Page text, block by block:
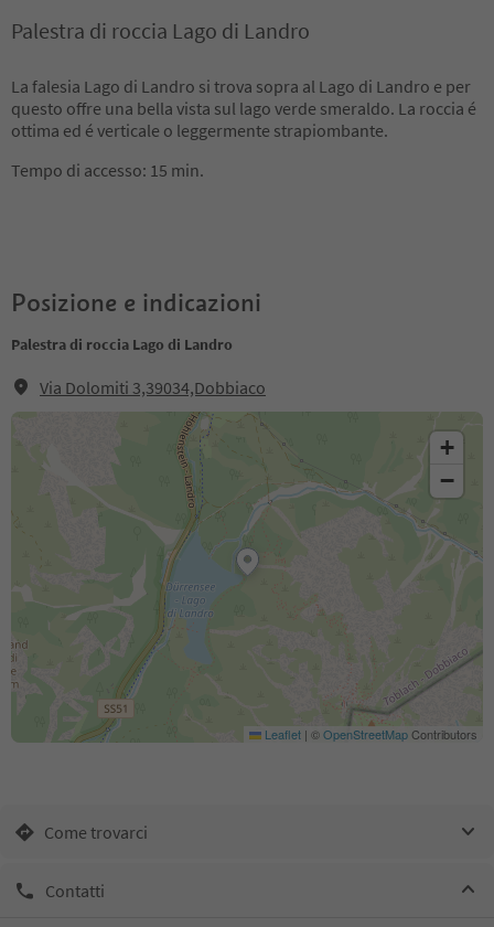
Palestra di roccia Lago di Landro
La falesia Lago di Landro si trova sopra al Lago di Landro e per
questo offre una bella vista sul lago verde smeraldo. La roccia é
ottima ed é verticale o leggermente strapiombante.
Tempo di accesso: 15 min.
Posizione e indicazioni
Palestra di roccia Lago di Landro
Via Dolomiti 3,39034,Dobbiaco
+
−
Leaflet | ©OpenStreetMapContributors
Come trovarci
Contatti